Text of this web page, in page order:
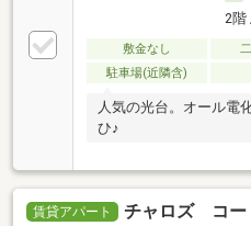
2階
敷金なし
駐車場(近隣含)
人気の光台。オール電
ひ♪
賃貸アパート チャロズ コー